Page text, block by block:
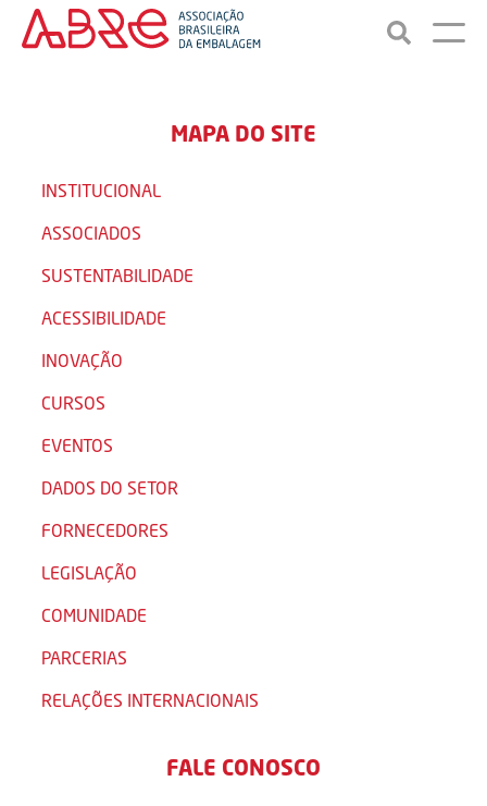
MAPA DO SITE
INSTITUCIONAL
ASSOCIADOS
SUSTENTABILIDADE
ACESSIBILIDADE
INOVAÇÃO
CURSOS
EVENTOS
DADOS DO SETOR
FORNECEDORES
LEGISLAÇÃO
COMUNIDADE
PARCERIAS
RELAÇÕES INTERNACIONAIS
FALE CONOSCO